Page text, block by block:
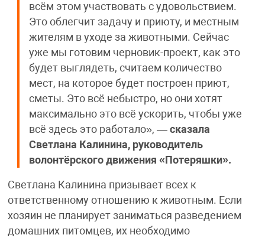
всём этом участвовать с удовольствием.
Это облегчит задачу и приюту, и местным
жителям в уходе за животными. Сейчас
уже мы готовим черновик-проект, как это
будет выглядеть, считаем количество
мест, на которое будет построен приют,
сметы. Это всё небыстро, но они хотят
максимально это всё ускорить, чтобы уже
всё здесь это работало», —сказала
Светлана Калинина, руководитель
волонтёрского движения «Потеряшки».
Светлана Калинина призывает всех к
ответственному отношению к животным. Если
хозяин не планирует заниматься разведением
домашних питомцев, их необходимо